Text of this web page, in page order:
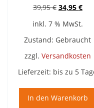
39,95€
war:
39,95 €
34,95 €
ist:
inkl. 7 % MwSt.
Zustand: Gebraucht
zzgl. Versandkosten
Lieferzeit: bis zu 5
In den Warenkorb